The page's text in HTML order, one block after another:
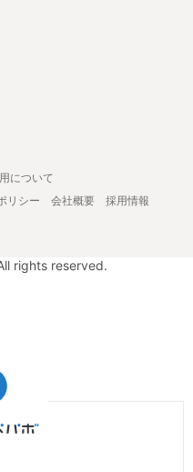
について
リシー 会社概要
採用情報
rights reserved.